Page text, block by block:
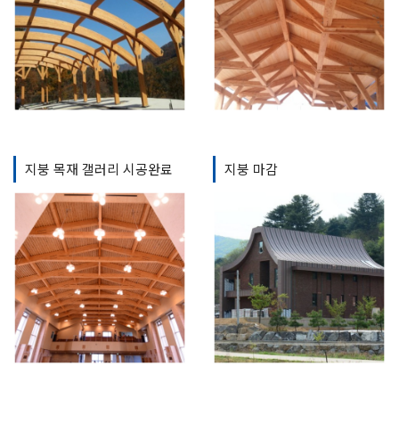
지붕 목재 갤러리 시공완료 지붕 마감